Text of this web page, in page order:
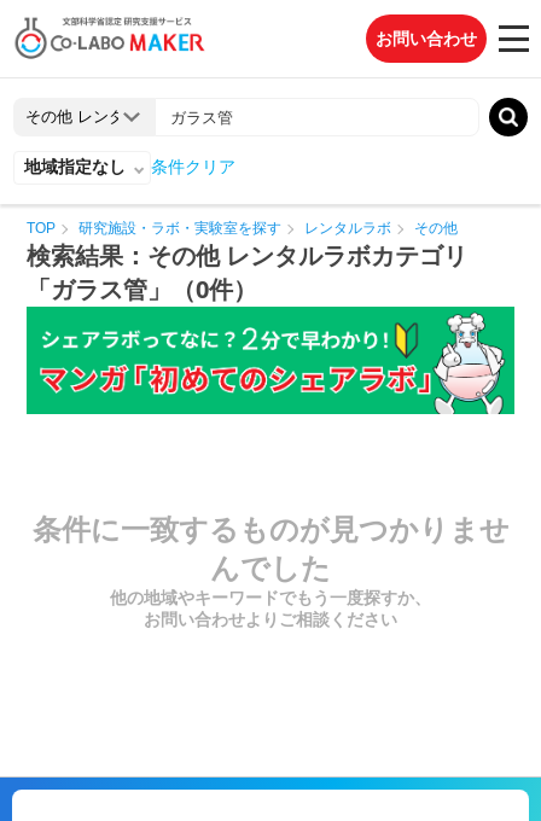
お問い合わせ
地域指定なし 条件クリア
TOP 研究施設・ラボ・実験室を探す レンタルラボ その他
検索結果：その他 レンタルラボカテゴリ
「ガラス管」（0件）
条件に一致するものが見つかりませ
んでした
他の地域やキーワードでもう一度探すか、
お問い合わせよりご相談ください